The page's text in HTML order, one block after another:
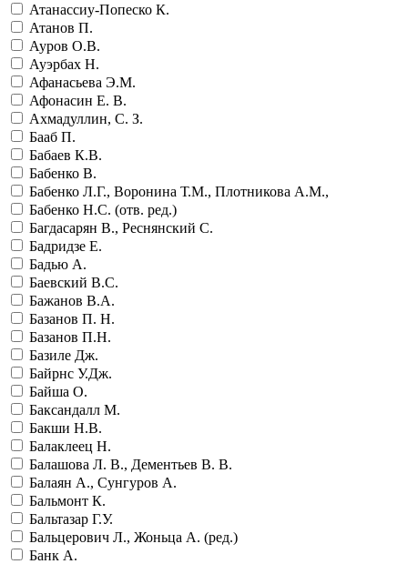
Атанассиу-Попеско К.
Атанов П.
Ауров О.В.
Ауэрбах Н.
Афанасьева Э.М.
Афонасин Е. В.
Ахмадуллин, С. З.
Бааб П.
Бабаев К.В.
Бабенко В.
Бабенко Л.Г., Воронина Т.М., Плотникова А.М.,
Бабенко Н.С. (отв. ред.)
Багдасарян В., Реснянский С.
Бадридзе Е.
Бадью А.
Баевский В.С.
Бажанов В.А.
Базанов П. Н.
Базанов П.Н.
Базиле Дж.
Байрнс У.Дж.
Байша О.
Баксандалл М.
Бакши Н.В.
Балаклеец Н.
Балашова Л. В., Дементьев В. В.
Балаян А., Сунгуров А.
Бальмонт К.
Бальтазар Г.У.
Бальцерович Л., Жоньца А. (ред.)
Банк А.